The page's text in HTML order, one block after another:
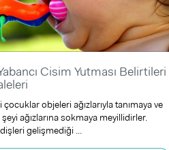
Cisim Yutması Belirtileri
objeleri ağızlarıyla tanımaya ve
ağızlarına sokmaya meyillidirler.
gelişmediği ...